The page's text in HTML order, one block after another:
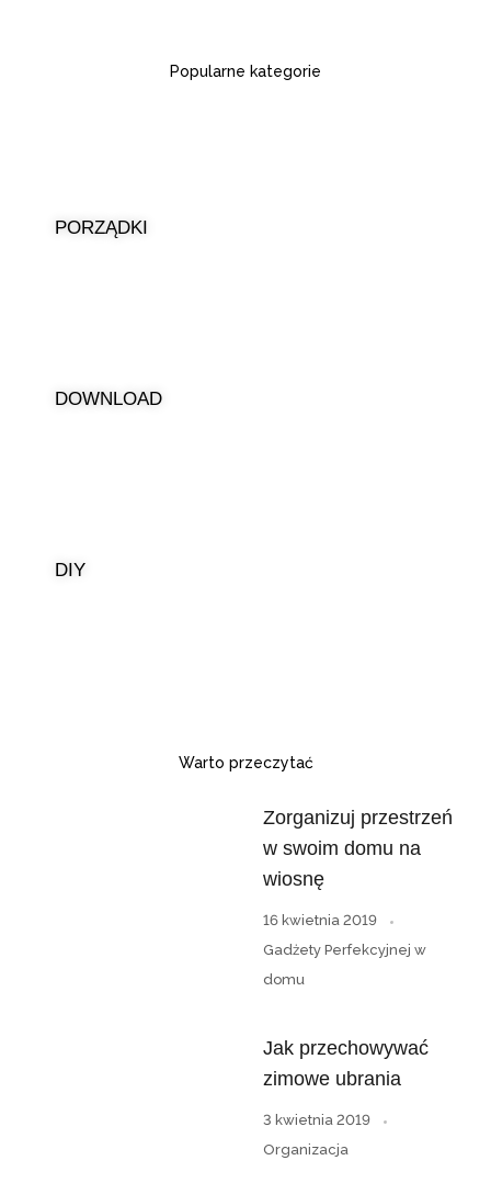
Popularne kategorie
PORZĄDKI
DOWNLOAD
DIY
Warto przeczytać
Zorganizuj przestrzeń
w swoim domu na
wiosnę
16 kwietnia 2019
Gadżety Perfekcyjnej w
domu
Jak przechowywać
zimowe ubrania
3 kwietnia 2019
Organizacja